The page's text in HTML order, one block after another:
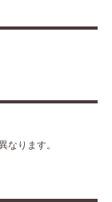
なります。